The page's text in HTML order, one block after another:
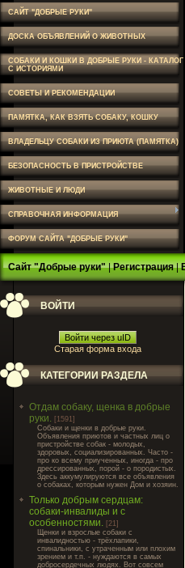
САЙТ "ДОБРЫЕ РУКИ"
ДОСКА ОБЪЯВЛЕНИЙ О ЖИВОТНЫХ
СОБАКИ И КОШКИ В ДОБРЫЕ РУКИ - КАТАЛОГ
С ИСТОРИЯМИ
СОВЕТЫ И РЕКОМЕНДАЦИИ
ПАМЯТКА, КАК ВЗЯТЬ СОБАКУ, КОШКУ
ВЛАДЕЛЬЦУ СОБАКИ ИЗ ПРИЮТА (ПАМЯТКА)
БЕЗОПАСНОСТЬ В ПРИСТРОЙСТВЕ
ЖИВОТНЫЕ И ЛЮДИ
СПРАВОЧНАЯ ИНФОРМАЦИЯ
ФОРУМ САЙТА "ДОБРЫЕ РУКИ"
Сайт "Добрые руки"|Регистрация|
ВОЙТИ
Войти через uID
Старая форма входа
КАТЕГОРИИ РАЗДЕЛА
Отдам собаку, щенка в добрые
руки. [1591]
Cобаки и щенки в добрые руки.
Объявления приютов и частных лиц о
пристройстве собак - молодых,
здоровых, социализированных. Часто -
про ко всему приученных, иногда - про
дрессированных, порой - о породистых.
Здесь аккумулируются все объявления
о собаках, которым нужен Дом и хозяин.
Только добрым сердцам:
собаки-инвалиды и с
особенностями. [21]
Щенки и взрослые собаки с
инвалидностью - трёхлапики,
спинальники, с утраченным или плохим
зрением и т.п. - нуждаются в самых
добросердечных людях. Вот совсем